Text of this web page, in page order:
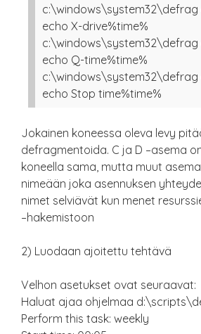
c:\windows\system32\defrag
echo X-drive%time%
c:\windows\system32\defrag
echo Q-time%time%
c:\windows\system32\defrag
echo Stop time%time%
Jokainen koneessa oleva levy
defragmentoida. C ja D –asema
koneella sama, mutta muut
nimeään joka asennuksen
nimet selviävät kun menet
–hakemistoon
2) Luodaan ajoitettu tehtävä
Velhon asetukset ovat seuraavat:
Haluat ajaa ohjelmaa
Perform this task: weekly